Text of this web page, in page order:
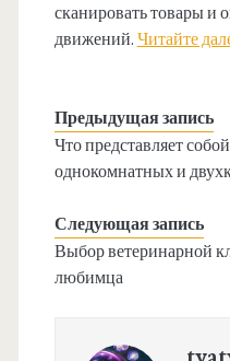
сканировать товары и
движений. Читайте
Предыдущая запись
Что представляет
однокомнатных и
Следующая запись
Выбор ветеринарной
любимца